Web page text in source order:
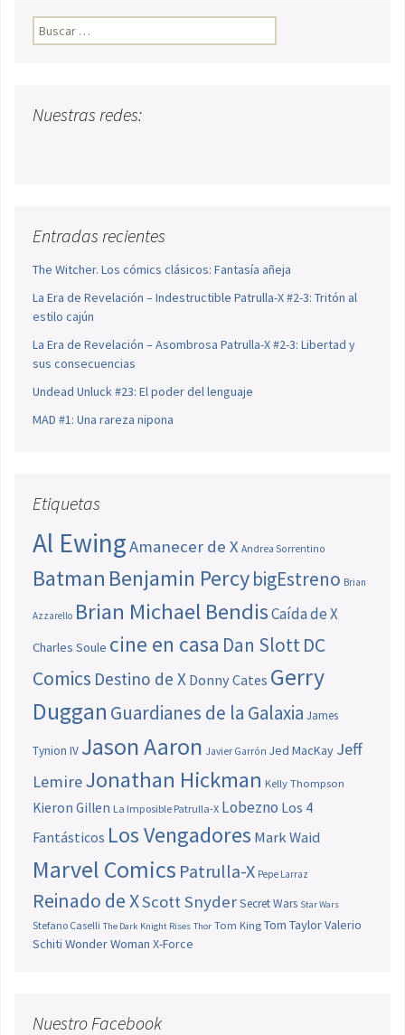
Buscar:
Nuestras redes:
Entradas recientes
The Witcher. Los cómics clásicos: Fantasía añeja
La Era de Revelación – Indestructible Patrulla-X #2-3: Tritón al
estilo cajún
La Era de Revelación – Asombrosa Patrulla-X #2-3: Libertad y
sus consecuencias
Undead Unluck #23: El poder del lenguaje
MAD #1: Una rareza nipona
Etiquetas
Al EwingAmanecer de X Andrea Sorrentino
Batman Benjamin PercybigEstreno Brian
Azzarello Brian Michael BendisCaída de X
Charles Soule cine en casa Dan SlottDC
Comics Destino de X Donny Cates Gerry
Duggan Guardianes de la Galaxia James
Tynion IV Jason Aaron Javier Garrón Jed MacKay Jeff
LemireJonathan Hickman Kelly Thompson
Kieron Gillen La Imposible Patrulla-X Lobezno Los 4
Fantásticos Los Vengadores Mark Waid
Marvel Comics Patrulla-X Pepe Larraz
Reinado de XScott SnyderSecret Wars Star Wars
Stefano Caselli The Dark Knight Rises Thor Tom King Tom TaylorValerio
Schiti Wonder Woman X-Force
Nuestro Facebook